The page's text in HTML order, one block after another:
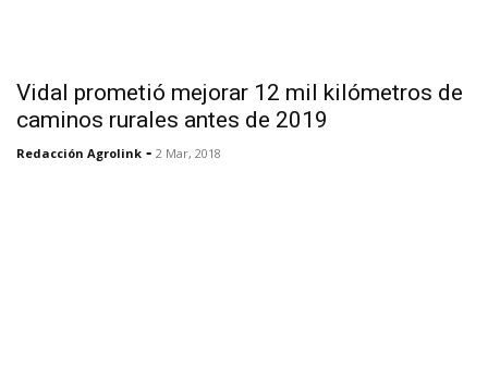
Vidal prometió mejorar 12 mil kilómetros de
caminos rurales antes de 2019
Redacción Agrolink - 2 Mar, 2018